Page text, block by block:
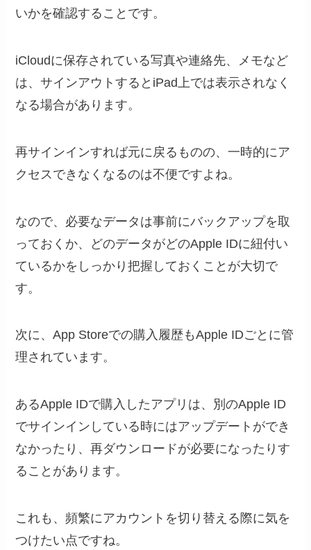
いかを確認することです。
iCloudに保存されている写真や連絡先、メモなど
は、サインアウトするとiPad上では表示されなく
なる場合があります。
再サインインすれば元に戻るものの、一時的にア
クセスできなくなるのは不便ですよね。
なので、必要なデータは事前にバックアップを取
っておくか、どのデータがどのApple IDに紐付い
ているかをしっかり把握しておくことが大切で
す。
次に、App Storeでの購入履歴もApple IDごとに管
理されています。
あるApple IDで購入したアプリは、別のApple ID
でサインインしている時にはアップデートができ
なかったり、再ダウンロードが必要になったりす
ることがあります。
これも、頻繁にアカウントを切り替える際に気を
つけたい点ですね。